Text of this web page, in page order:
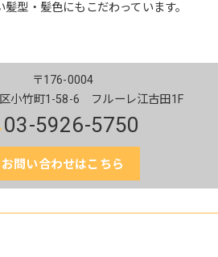
型・髪色にもこだわっています。
〒176-0004
小竹町1-58-6 フルーレ江古田1F
03-5926-5750
お問い合わせはこちら